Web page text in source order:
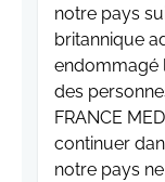
notre pays
britannique
endommagé
des
FRANCE
continuer
notre pays ne